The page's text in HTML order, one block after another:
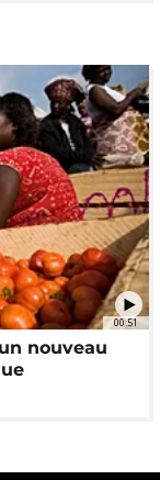
00:51
nouveau